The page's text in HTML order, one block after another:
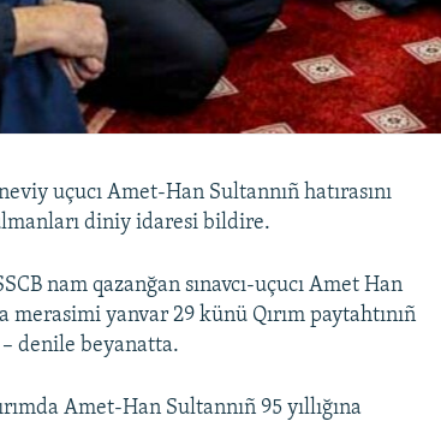
uçucı Amet-Han Sultannıñ hatırasını
diniy idaresi bildire.
nam qazanğan sınavcı-uçucı Amet Han
merasimi yanvar 29 künü Qırım paytahtınıñ
denile beyanatta.
Amet-Han Sultannıñ 95 yıllığına